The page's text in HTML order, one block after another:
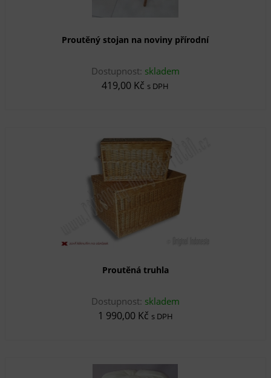
Proutěný stojan na noviny přírodní
Dostupnost: skladem
419,00 Kč s DPH
Proutěná truhla
Dostupnost: skladem
1 990,00 Kč s DPH